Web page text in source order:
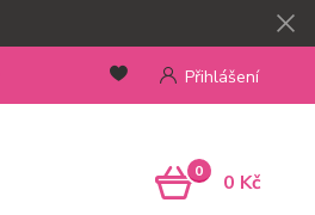
Přihlášení
0 0 Kč